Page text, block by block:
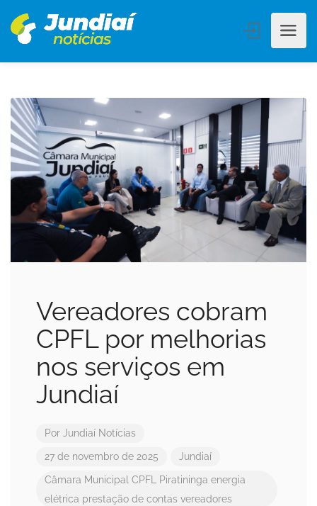
Vereadores cobram
CPFL por melhorias
nos serviços em
Jundiaí
Por Jundiaí Notícias
27 de novembro de 2025 Jundiaí
Câmara Municipal CPFL Piratininga energia
elétrica prestação de contas vereadores